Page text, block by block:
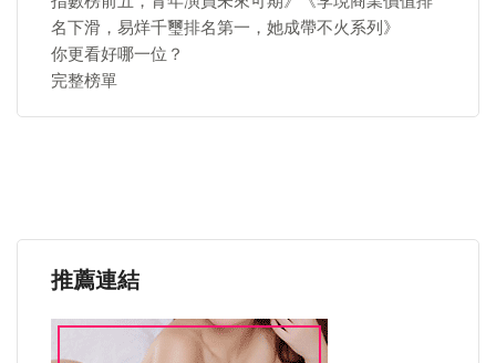
名下滑，易烊千璽排名第一，她成帶不火系列》
你更看好哪一位？
完整榜單
推薦連結